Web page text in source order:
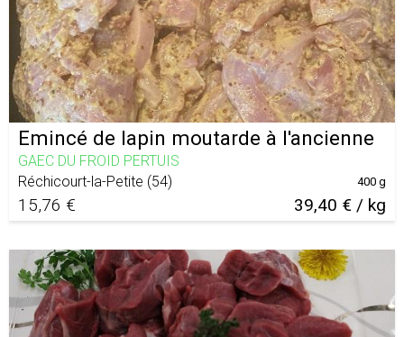
Emincé de lapin moutarde à l'ancienne
GAEC DU FROID PERTUIS
Réchicourt-la-Petite (54)
15,76 € 39,40 € / kg
400 g